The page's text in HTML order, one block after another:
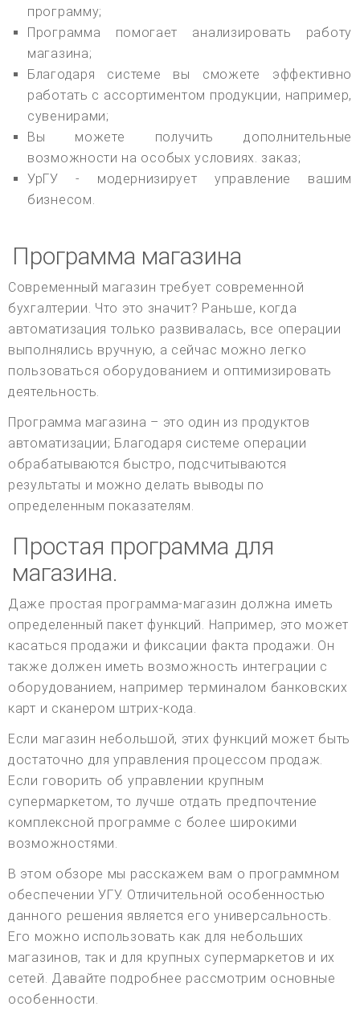
программу;
Программа помогает анализировать работу
магазина;
Благодаря системе вы сможете эффективно
работать с ассортиментом продукции, например,
сувенирами;
Вы можете получить дополнительные
возможности на особых условиях. заказ;
УрГУ - модернизирует управление вашим
бизнесом.
Программа магазина
Современный магазин требует современной
бухгалтерии. Что это значит? Раньше, когда
автоматизация только развивалась, все операции
выполнялись вручную, а сейчас можно легко
пользоваться оборудованием и оптимизировать
деятельность.
Программа магазина – это один из продуктов
автоматизации; Благодаря системе операции
обрабатываются быстро, подсчитываются
результаты и можно делать выводы по
определенным показателям.
Простая программа для
магазина.
Даже простая программа-магазин должна иметь
определенный пакет функций. Например, это может
касаться продажи и фиксации факта продажи. Он
также должен иметь возможность интеграции с
оборудованием, например терминалом банковских
карт и сканером штрих-кода.
Если магазин небольшой, этих функций может быть
достаточно для управления процессом продаж.
Если говорить об управлении крупным
супермаркетом, то лучше отдать предпочтение
комплексной программе с более широкими
возможностями.
В этом обзоре мы расскажем вам о программном
обеспечении УГУ. Отличительной особенностью
данного решения является его универсальность.
Его можно использовать как для небольших
магазинов, так и для крупных супермаркетов и их
сетей. Давайте подробнее рассмотрим основные
особенности.